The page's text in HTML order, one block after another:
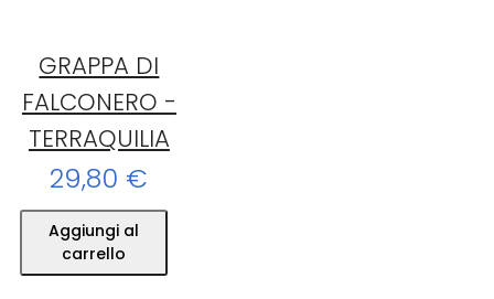
GRAPPA DI
FALCONERO -
TERRAQUILIA
29,80 €
Aggiungi al
carrello